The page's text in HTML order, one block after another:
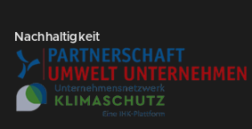
Nachhaltigkeit